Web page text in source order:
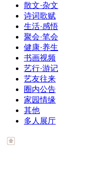
散文·杂文
诗词歌赋
生活·感悟
聚会·笔会
健康·养生
书画视频
艺行·游记
艺友往来
圈内公告
家园情缘
其他
多人展厅